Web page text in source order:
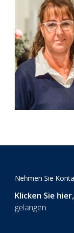
Nehmen Sie
Klicken Sie hier,
gelangen.